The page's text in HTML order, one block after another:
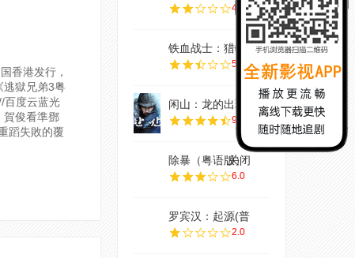
香港发行，
逃獄兄弟3粤
百度云蓝光
賀俊看準鄧
蹈失敗的覆
4.0
铁血战士：猎物
5.0
闲山：龙的出现
9.0
除暴（粤语版）
6.0
罗宾汉：起源(普
2.0
关闭